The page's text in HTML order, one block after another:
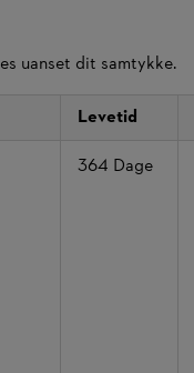
uanset dit samtykke.
Levetid
364 Dage